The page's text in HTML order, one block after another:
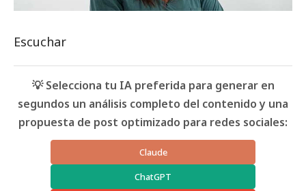
Escuchar
💡 Selecciona tu IA preferida para generar en
segundos un análisis completo del contenido y una
propuesta de post optimizado para redes sociales:
Claude
ChatGPT